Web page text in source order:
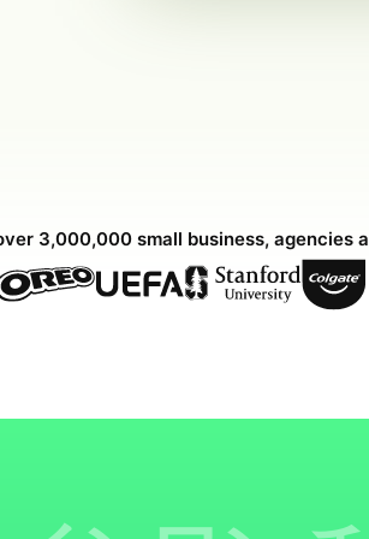
3,000,000 small business, agencies